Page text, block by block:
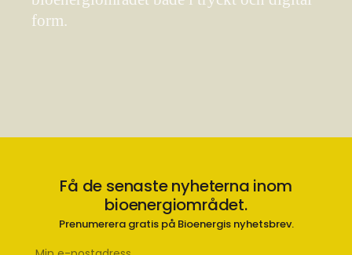
form.
Få de senaste nyheterna inom
bioenergiområdet.
Prenumerera gratis på Bioenergis nyhetsbrev.